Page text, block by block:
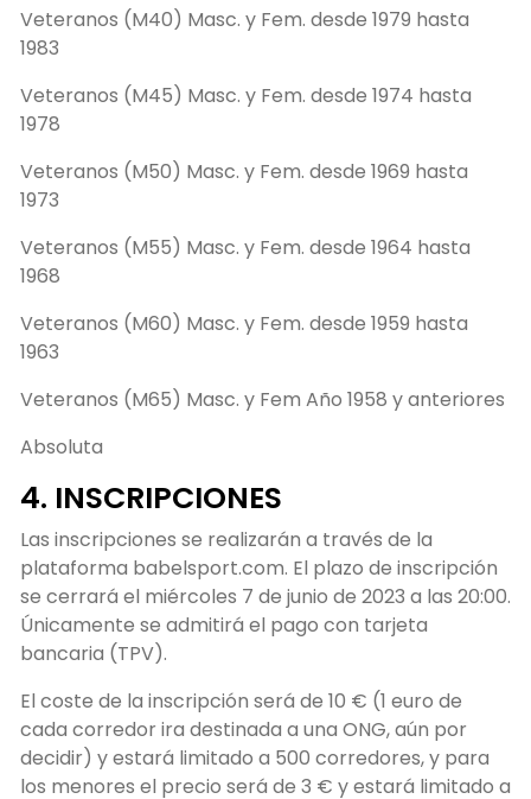
Veteranos (M40) Masc. y Fem. desde 1979 hasta
1983
Veteranos (M45) Masc. y Fem. desde 1974 hasta
1978
Veteranos (M50) Masc. y Fem. desde 1969 hasta
1973
Veteranos (M55) Masc. y Fem. desde 1964 hasta
1968
Veteranos (M60) Masc. y Fem. desde 1959 hasta
1963
Veteranos (M65) Masc. y Fem Año 1958 y anteriores
Absoluta
4. INSCRIPCIONES
Las inscripciones se realizarán a través de la
plataforma babelsport.com. El plazo de inscripción
se cerrará el miércoles 7 de junio de 2023 a las 20:00.
Únicamente se admitirá el pago con tarjeta
bancaria (TPV).
El coste de la inscripción será de 10 € (1 euro de
cada corredor ira destinada a una ONG, aún por
decidir) y estará limitado a 500 corredores, y para
los menores el precio será de 3 € y estará limitado a